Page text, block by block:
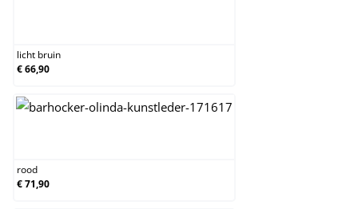
licht bruin
€ 66,90
rood
€ 71,90